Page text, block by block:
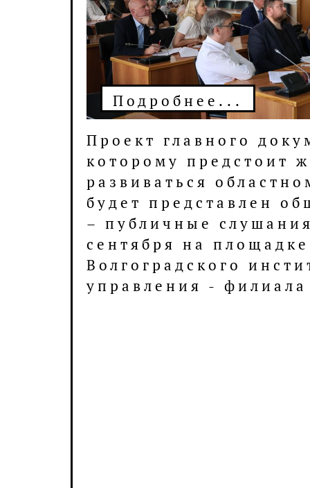
Подробнее...
На площадке
регионального
машиностроителей
рабочая встреча,